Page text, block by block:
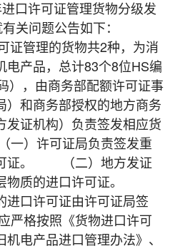
口许可证管理货物分级发
有关问题公告如下：
证管理的货物共2种，为消
电产品，总计83个8位HS编
），由商务部配额许可证事
）和商务部授权的地方商务
发证机构）负责签发相应货
）许可证局负责签发重
可证。 （二）地方发证
物质的进口许可证。
进口许可证由许可证局签
格按照《货物进口许可
电产品进口管理办法》、